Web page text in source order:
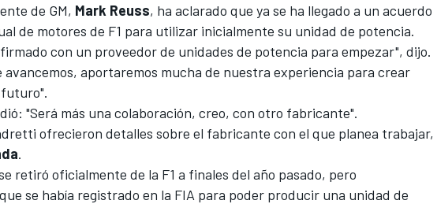
de GM, Mark Reuss, ha aclarado que ya se ha llegado a un acuerdo
de motores de F1 para utilizar inicialmente su unidad de potencia.
con un proveedor de unidades de potencia para empezar", dijo.
avancemos, aportaremos mucha de nuestra experiencia para crear
"Será más una colaboración, creo, con otro fabricante".
ofrecieron detalles sobre el fabricante con el que planea trabajar,
.
retiró oficialmente de la F1 a finales del año pasado, pero
se había registrado en la FIA para poder producir una unidad de